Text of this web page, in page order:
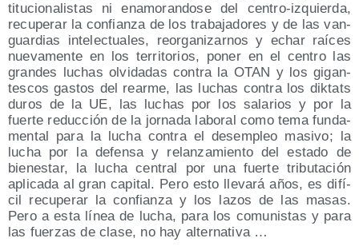
ti­tu­cio­na­lis­tas ni ena­mo­ran­do­se del cen­tro-izquier­da,
recu­pe­rar la con­fian­za de los tra­ba­ja­do­res y de las van­
guar­dias inte­lec­tua­les, reor­ga­ni­zar­nos y echar raí­ces
nue­va­men­te en los terri­to­rios, poner en el cen­tro las
gran­des luchas olvi­da­das con­tra la OTAN y los gigan­
tes­cos gas­tos del rear­me, las luchas con­tra los dik­tats
duros de la UE, las luchas por los sala­rios y por la
fuer­te reduc­ción de la jor­na­da labo­ral como tema fun­da­
men­tal para la lucha con­tra el des­em­pleo masi­vo; la
lucha por la defen­sa y relan­za­mien­to del esta­do de
bien­es­tar, la lucha cen­tral por una fuer­te tri­bu­ta­ción
apli­ca­da al gran capi­tal. Pero esto lle­va­rá años, es difí­
cil recu­pe­rar la con­fian­za y los lazos de las masas.
Pero a esta línea de lucha, para los comu­nis­tas y para
las fuer­zas de cla­se, no hay alternativa …